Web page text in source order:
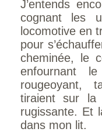
J’entends
cognant les
locomotive en
pour
cheminée, le
enfournant
rougeoyant,
tiraient sur
rugissante. Et
dans mon lit.